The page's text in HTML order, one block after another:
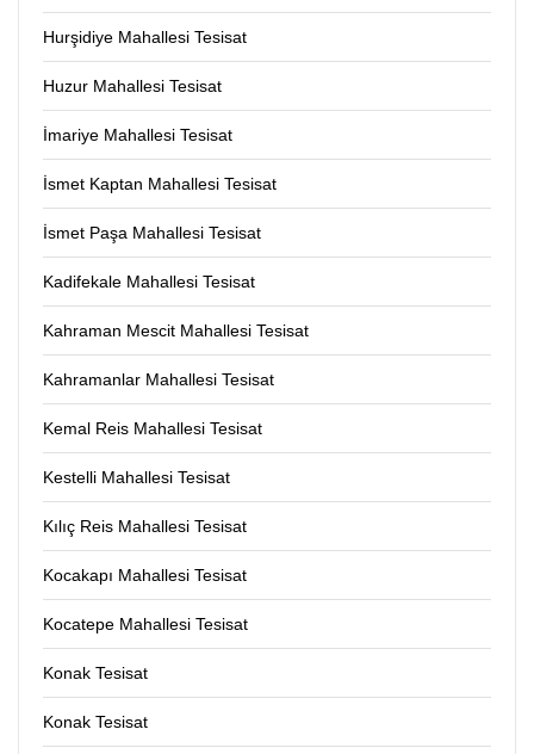
Hurşidiye Mahallesi Tesisat
Huzur Mahallesi Tesisat
İmariye Mahallesi Tesisat
İsmet Kaptan Mahallesi Tesisat
İsmet Paşa Mahallesi Tesisat
Kadifekale Mahallesi Tesisat
Kahraman Mescit Mahallesi Tesisat
Kahramanlar Mahallesi Tesisat
Kemal Reis Mahallesi Tesisat
Kestelli Mahallesi Tesisat
Kılıç Reis Mahallesi Tesisat
Kocakapı Mahallesi Tesisat
Kocatepe Mahallesi Tesisat
Konak Tesisat
Konak Tesisat